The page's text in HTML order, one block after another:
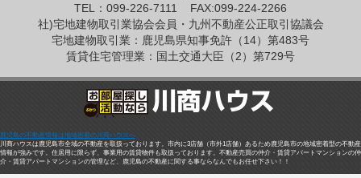
TEL：099-226-7111
FAX:099-224-2266
社)宅地建物取引業協会会員・九州不動産公正取引協議会
宅地建物取引業：鹿児島県知事免許（14）第483号
賃貸住宅管理業：国土交通大臣（2）第729号
鹿児島の不動産情報は地域密着の川商ハウスへ
川商ハウスは鹿児島市全域の不動産を取扱っております。市内に3店舗（市外1店舗）あるため鹿児島市の地域密着型の不動産
情報が強みです。住居用に限らず、事業用の賃貸物件も取扱っております。不動産売買の仲介・賃貸アパートマンションの仲
介・賃貸アパートマンションの管理など、鹿児島の不動産に関する事ならなんでもお任せ下さい！！